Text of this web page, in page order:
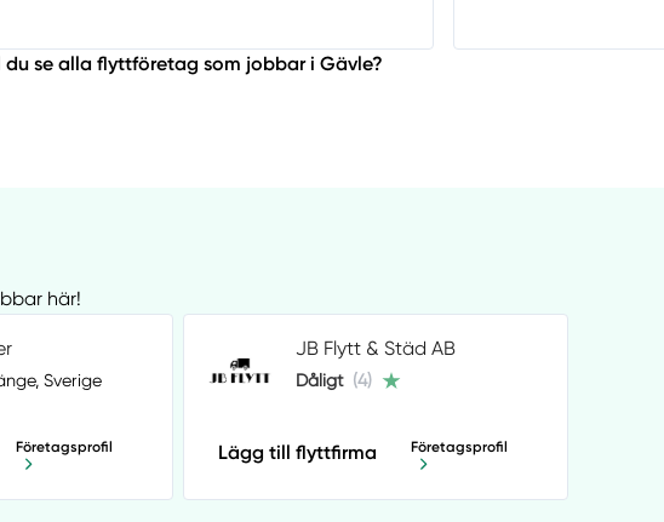
du se alla flyttföretag som jobbar i Gävle?
här!
Sverige
Företagsprofil
JB Flytt & Städ AB
Dåligt (4)
Lägg till flyttfirma Företagsprofil